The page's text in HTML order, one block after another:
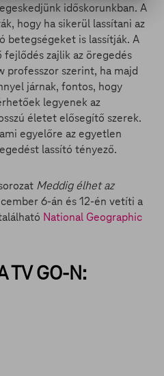
időskorunkban. A
hogy ha sikerül lassítani az
betegségeket is lassítják. A
zajlik az öregedés
professzor szerint, ha majd
járnak, fontos, hogy
legyenek az
életet elősegítő szerek.
egyelőre az egyetlen
lassító tényező.
Meddig élhet az
6-án és 12-én vetíti a
National Geographic
TV GO-N: